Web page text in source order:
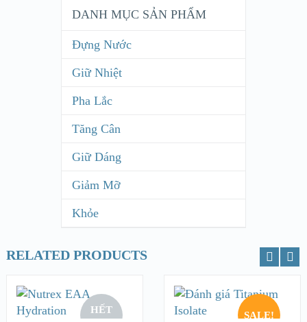
DANH MỤC SẢN PHẨM
Đựng Nước
Giữ Nhiệt
Pha Lắc
Tăng Cân
Giữ Dáng
Giảm Mỡ
Khỏe
RELATED PRODUCTS
HẾT
ĐỌC TIẾP
SALE!
CHỌN